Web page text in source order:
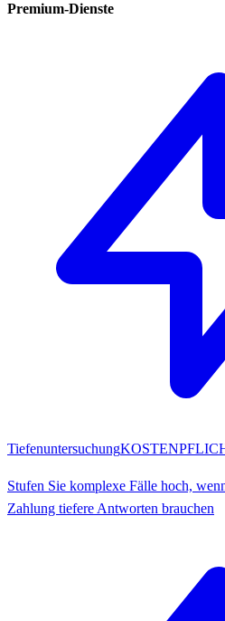
Premium-Dienste
Tiefenuntersuchung
Stufen Sie komplexe Fälle hoch,
Zahlung tiefere Antworten brauchen